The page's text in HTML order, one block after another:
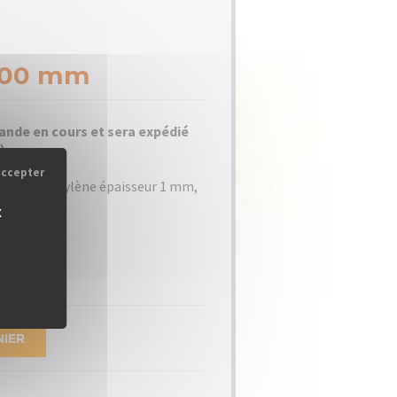
mm
en cours et sera expédié
polypropylène épaisseur 1 mm,